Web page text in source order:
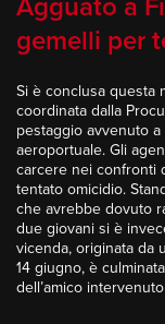
Agguato a
gemelli per
Si è conclusa questa
coordinata dalla
pestaggio avvenuto
aeroportuale. Gli
carcere nei confronti
tentato omicidio.
che avrebbe dovuto
due giovani si è
vicenda, originata da
14 giugno, è
dell’amico